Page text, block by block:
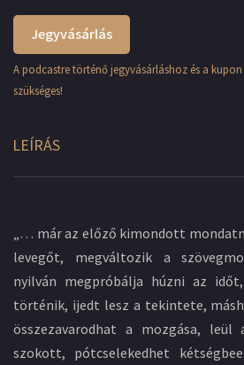
Jegyvásárlás
A podcastre történő jegyvásárláshoz és a
szükséges!
LEÍRÁS
„… már az előző kimondott
levegőt, megváltozik a
nyilván megpróbálja húzni az
történik, ijedt lesz a tekintete,
összezavarodhat a mozgása,
szokott, pótcselekedhet